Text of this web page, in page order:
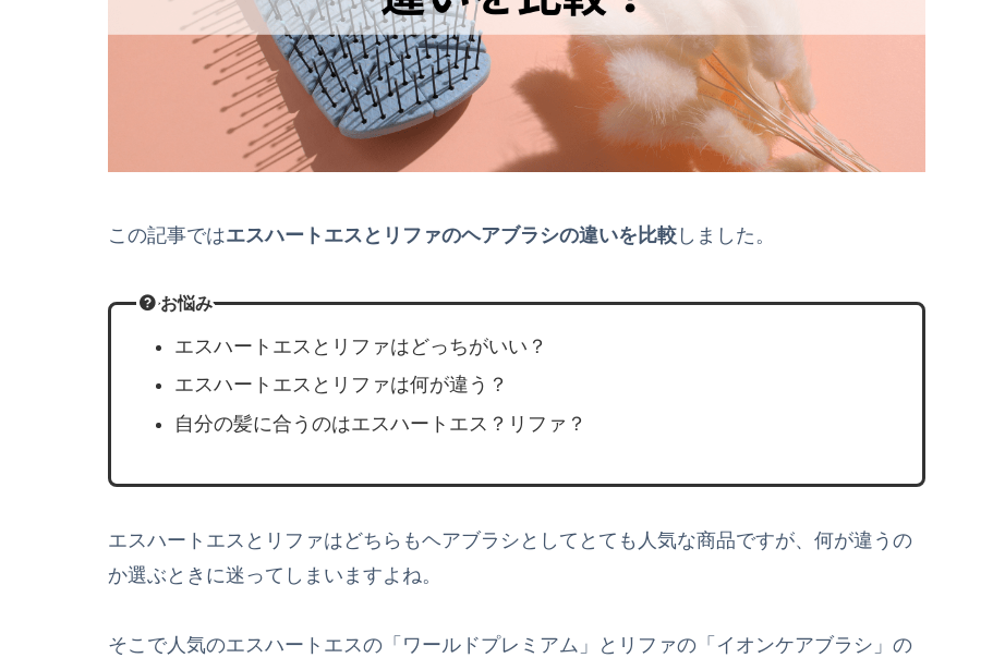
この記事ではエスハートエスとリファのヘアブラシの違いを比較 しました。
お悩み
エスハートエスとリファはどっちがいい？
エスハートエスとリファは何が違う？
自分の髪に合うのはエスハートエス？リファ？
エスハートエスとリファはどちらもヘアブラシとしてとても人気な商品ですが、何が違うの
か選ぶときに迷ってしまいますよね。
そこで人気のエスハートエスの「ワールドプレミアム」とリファの「イオンケアブラシ」の